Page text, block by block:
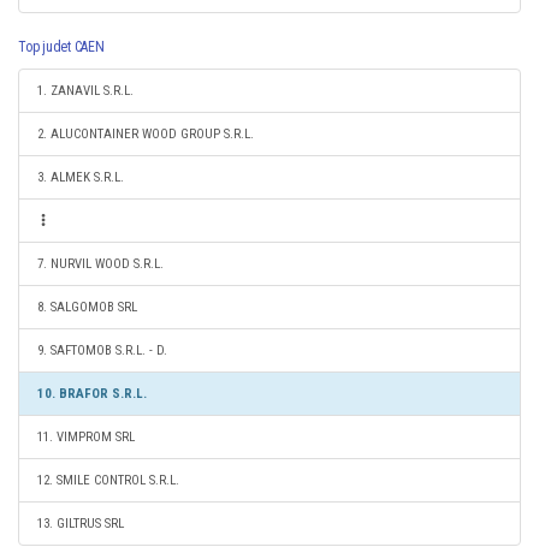
Top judet CAEN
1. ZANAVIL S.R.L.
2. ALUCONTAINER WOOD GROUP S.R.L.
3. ALMEK S.R.L.
7. NURVIL WOOD S.R.L.
8. SALGOMOB SRL
9. SAFTOMOB S.R.L. - D.
10. BRAFOR S.R.L.
11. VIMPROM SRL
12. SMILE CONTROL S.R.L.
13. GILTRUS SRL